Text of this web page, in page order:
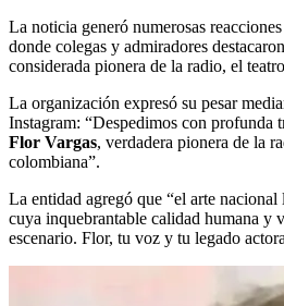
La noticia generó numerosas
donde colegas y admiradores
considerada pionera de la radio, el
La organización expresó su pesar
Instagram: “Despedimos con profunda
Flor Vargas, verdadera pionera de la
colombiana”.
La entidad agregó que “el arte nacional
cuya inquebrantable calidad humana y
escenario. Flor, tu voz y tu legado